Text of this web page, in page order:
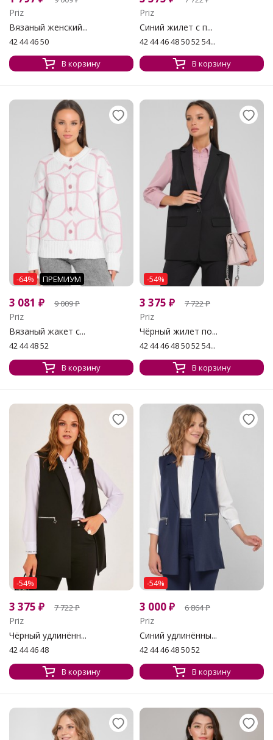
Priz
Вязаный женский...
42 44 46 50
В корзину
Priz
Синий жилет с п...
42 44 46 48 50 52 54...
В корзину
-64% ПРЕМИУМ
3 081 ₽ 9 009₽
Priz
Вязаный жакет с...
42 44 48 52
В корзину
-54%
3 375 ₽ 7 722₽
Priz
Чёрный жилет по...
42 44 46 48 50 52 54...
В корзину
-54%
3 375 ₽ 7 722₽
Priz
Чёрный удлинённ...
42 44 46 48
В корзину
-54%
3 000₽ 6 864₽
Priz
Синий удлинённы...
42 44 46 48 50 52
В корзину